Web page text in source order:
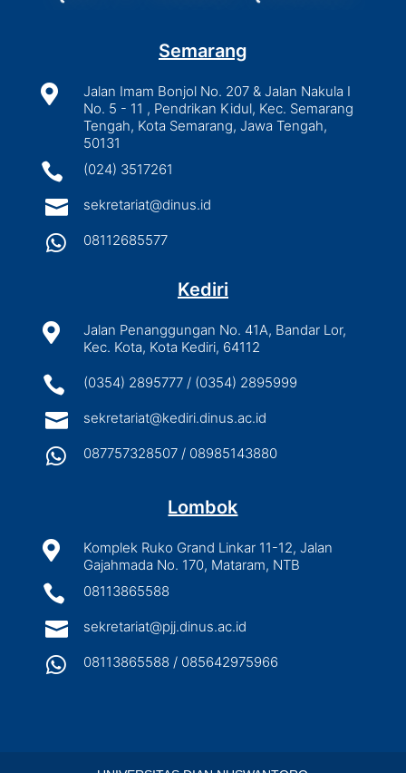
Semarang

Jalan Imam Bonjol No. 207 & Jalan Nakula I
No. 5 - 11 , Pendrikan Kidul, Kec. Semarang
Tengah, Kota Semarang, Jawa Tengah,
50131
 (024) 3517261
 sekretariat@dinus.id
 08112685577
Kediri

Jalan Penanggungan No. 41A, Bandar Lor,
Kec. Kota, Kota Kediri, 64112
 (0354) 2895777 / (0354) 2895999
 sekretariat@kediri.dinus.ac.id
 087757328507 / 08985143880
Lombok

Komplek Ruko Grand Linkar 11-12, Jalan
Gajahmada No. 170, Mataram, NTB
 08113865588
 sekretariat@pjj.dinus.ac.id
 08113865588 / 085642975966